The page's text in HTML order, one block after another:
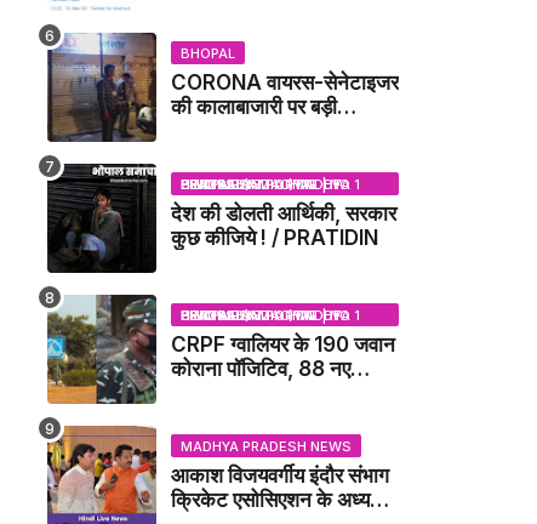
BHOPAL
CORONA वायरस-सेनेटाइजर
की कालाबाजारी पर बड़ी
BHOPAL SAMACHAR | NO 1 HINDI NEWS PORTAL OF CENTRAL INDIA (MADHYA PRADESH)
देश की डोलती आर्थिकी, सरकार
कुछ कीजिये ! / PRATIDIN
BHOPAL SAMACHAR | NO 1 HINDI NEWS PORTAL OF CENTRAL INDIA (MADHYA PRADESH)
CRPF ग्वालियर के 190 जवान
कोराना पॉजिटिव, 88 नए
MADHYA PRADESH NEWS
आकाश विजयवर्गीय इंदौर संभाग
क्रिकेट एसोसिएशन के अध्यक्ष